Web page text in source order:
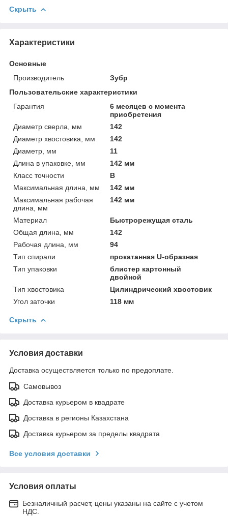
Скрыть
Характеристики
Основные
Производитель
Зубр
Пользовательские характеристики
Гарантия
6 месяцев с момента
приобретения
Диаметр сверла, мм
142
Диаметр хвостовика, мм
142
Диаметр, мм
11
Длина в упаковке, мм
142 мм
Класс точности
В
Максимальная длина, мм
142 мм
Максимальная рабочая
длина, мм
142 мм
Материал
Быстрорежущая сталь
Общая длина, мм
142
Рабочая длина, мм
94
Тип спирали
прокатанная U-образная
Тип упаковки
блистер картонный
двойной
Тип хвостовика
Цилиндрический хвостовик
Угол заточки
118 мм
Скрыть
Условия доставки
Доставка осуществляется только по предоплате.
Самовывоз
Доставка курьером в квадрате
Доставка в регионы Казахстана
Доставка курьером за пределы квадрата
Все условия доставки
Условия оплаты
Безналичный расчет, цены указаны на сайте с учетом
НДС.